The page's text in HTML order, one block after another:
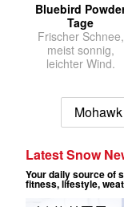
Bluebird
Tage
Frischer Schnee,
meist sonnig,
leichter Wind.